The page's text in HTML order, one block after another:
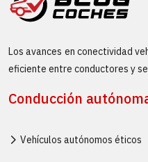
Los avances en conectividad
eficiente entre conductores y
Conducción
Vehículos autónomos éticos